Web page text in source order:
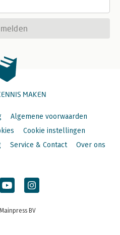
MAKEN
Algemene voorwaarden
Cookie instellingen
Service & Contact Over ons
BV